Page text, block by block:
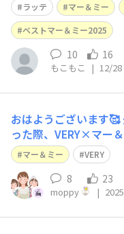
ラッテ マー＆ミー
ベストマー＆ミー2025
10 16
もこもこ | 12/28
おはようございます🥰 先日、東京メトロの千代田線に乗
った際、VERY×マー
ンジャック(?)に遭遇しました！ 椅子の上
たが、天井から下がっ
ーLatteの、あのすて
撮りたい～！！！」
マー＆ミー VERY
8 23
moppy |